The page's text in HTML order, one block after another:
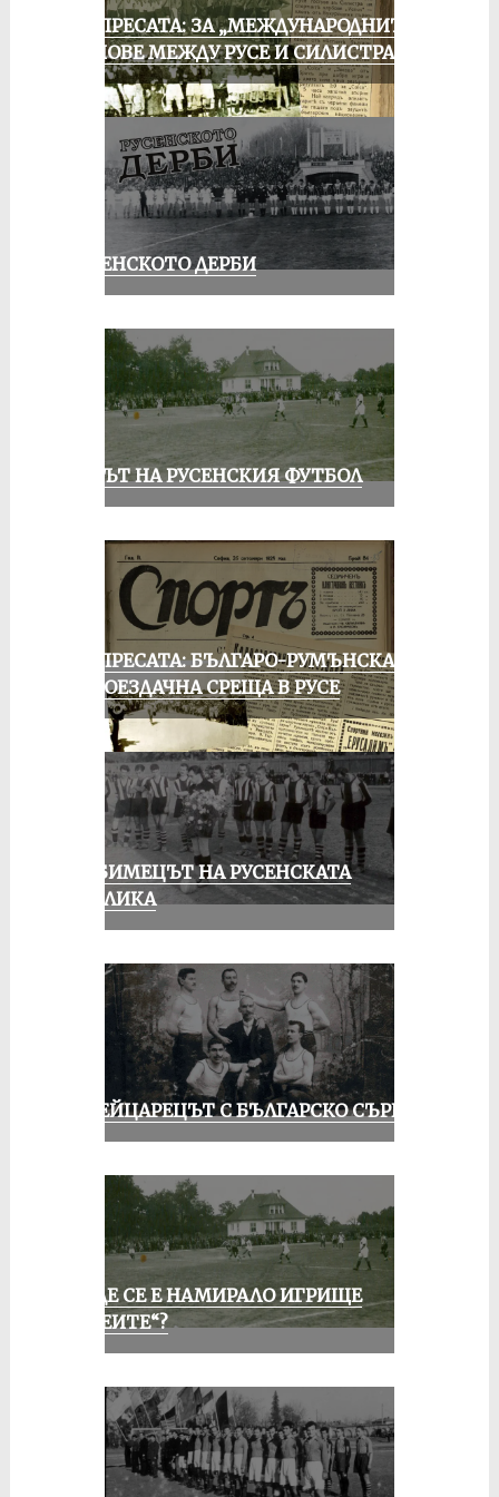
ОТ ПРЕСАТА: ЗА „МЕЖДУНАРОДНИТЕ“
МАЧОВЕ МЕЖДУ РУСЕ И СИЛИСТРА
РУСЕНСКОТО ДЕРБИ
ВЕКЪТ НА РУСЕНСКИЯ ФУТБОЛ
ОТ ПРЕСАТА: БЪЛГАРО-РУМЪНСКА
КОЛОЕЗДАЧНА СРЕЩА В РУСЕ
ЛЮБИМЕЦЪТ НА РУСЕНСКАТА
ПУБЛИКА
ШВЕЙЦАРЕЦЪТ С БЪЛГАРСКО СЪРЦЕ
КЪДЕ СЕ Е НАМИРАЛО ИГРИЩЕ
„АЛЕИТЕ“?